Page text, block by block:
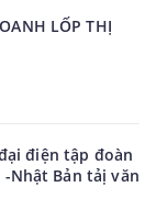
LỐP THỊ
điện tập đoàn
-Nhật Bản tảị văn